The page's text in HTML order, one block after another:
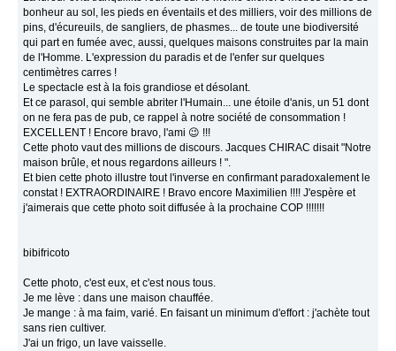
bonheur au sol, les pieds en éventails et des milliers, voir des millions de
pins, d'écureuils, de sangliers, de phasmes... de toute une biodiversité
qui part en fumée avec, aussi, quelques maisons construites par la main
de l'Homme. L'expression du paradis et de l'enfer sur quelques
centimètres carres !
Le spectacle est à la fois grandiose et désolant.
Et ce parasol, qui semble abriter l'Humain... une étoile d'anis, un 51 dont
on ne fera pas de pub, ce rappel à notre société de consommation !
EXCELLENT ! Encore bravo, l'ami 😉 !!!
Cette photo vaut des millions de discours. Jacques CHIRAC disait "Notre
maison brûle, et nous regardons ailleurs ! ".
Et bien cette photo illustre tout l'inverse en confirmant paradoxalement le
constat ! EXTRAORDINAIRE ! Bravo encore Maximilien !!!! J'espère et
j'aimerais que cette photo soit diffusée à la prochaine COP !!!!!!!
bibifricoto
Cette photo, c'est eux, et c'est nous tous.
Je me lève : dans une maison chauffée.
Je mange : à ma faim, varié. En faisant un minimum d'effort : j'achète tout
sans rien cultiver.
J'ai un frigo, un lave vaisselle.